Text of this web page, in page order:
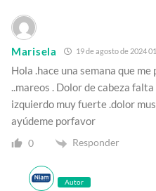
Marisela 19 de agosto de 2024
Hola .hace una semana que
..mareos . Dolor de cabeza
izquierdo muy fuerte .dolor
ayúdeme porfavor
0 Responder
Autor